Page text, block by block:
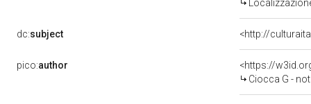
dc:subject <http://
pico:author
<https://
Ciocca G -